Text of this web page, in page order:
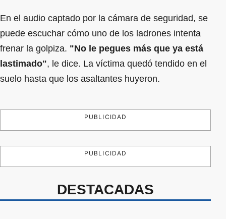
En el audio captado por la cámara de seguridad, se
puede escuchar cómo uno de los ladrones intenta
frenar la golpiza. "No le pegues más que ya está
lastimado", le dice. La víctima quedó tendido en el
suelo hasta que los asaltantes huyeron.
PUBLICIDAD
PUBLICIDAD
DESTACADAS